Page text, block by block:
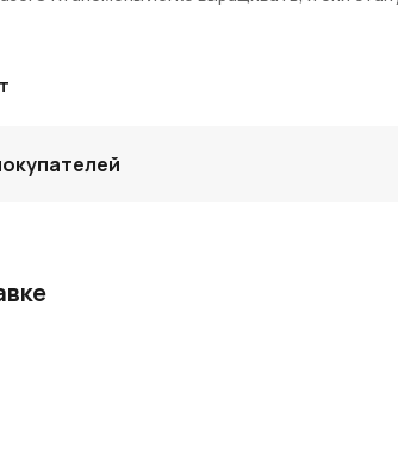
комплект поставки входит 10 луковиц.